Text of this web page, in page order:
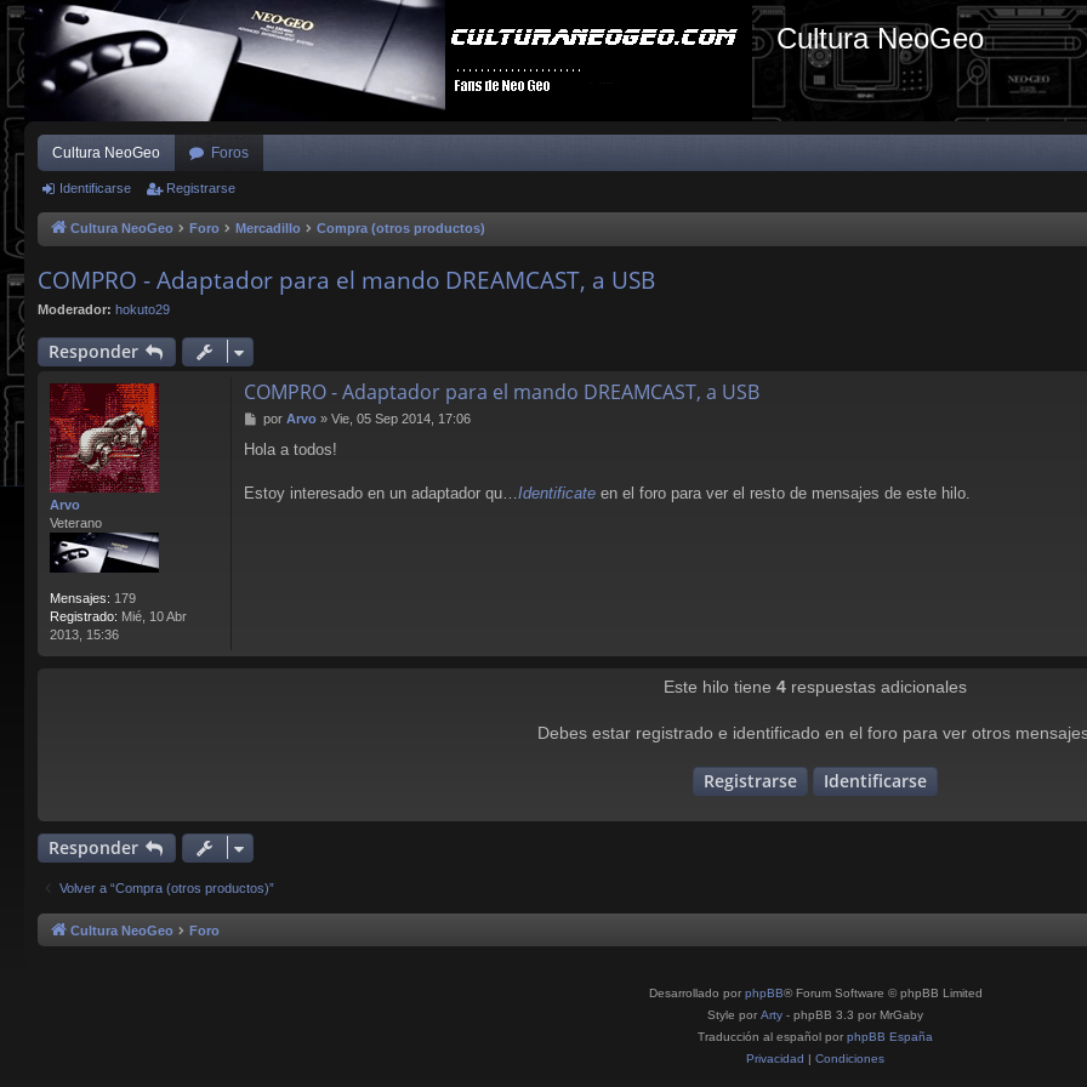
Cultura NeoGeo
Cultura NeoGeo Foros
Identificarse Registrarse
Cultura NeoGeo Foro Mercadillo Compra (otros productos)
COMPRO - Adaptador para el mando DREAMCAST, a USB
Moderador: hokuto29
Responder
Arvo
Veterano
Mensajes: 179
Registrado: Mié, 10 Abr
2013, 15:36
COMPRO - Adaptador para el mando DREAMCAST, a USB
M
n
a
por Arvo» Vie, 05 Sep 2014, 17:06
Hola a todos!
Estoy interesado en un adaptador qu… Identificate en el foro para ver el resto de mensajes de este hilo.
Este hilo tiene 4 respuestas adicionales
Debes estar registrado e identificado en el foro para ver otros
Registrarse Identificarse
Responder
Volver a “Compra (otros productos)”
Cultura NeoGeo Foro
Desarrollado por phpBB® Forum Software © phpBB Limited
Style por Arty - phpBB 3.3 por MrGaby
Traducción al español por phpBB España
Privacidad | Condiciones